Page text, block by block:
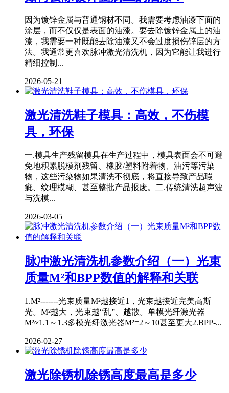
因为镀锌金属与普通钢材不同。我需要考虑油漆下面的
涂层，而不仅仅是表面的油漆。要去除镀锌金属上的油
漆，我需要一种既能去除油漆又不会过度损伤锌层的方
法。我通常更喜欢脉冲激光清洗机，因为它能让我进行
精细控制...
2026-05-21
激光清洗鞋子模具：高效，不伤模
具，环保
一.模具生产残留模具在生产过程中，模具表面会不可避
免地积累脱模剂残留、橡胶/塑料附着物、油污等污染
物，这些污染物如果清洗不彻底，将直接导致产品瑕
疵、纹理模糊、甚至整批产品报废。二.传统清洗超声波
与洗模...
2026-03-05
脉冲激光清洗机参数介绍（一）光束
质量M²和BPP数值的解释和关联
1.M²-------光束质量M²越接近1，光束越接近完美高斯
光。M²越大，光束越“乱”、越散。单模光纤激光器
M²≈1.1～1.3多模光纤激光器M²=2～10甚至更大2.BPP-...
2026-02-27
激光除锈机除锈高度最高是多少